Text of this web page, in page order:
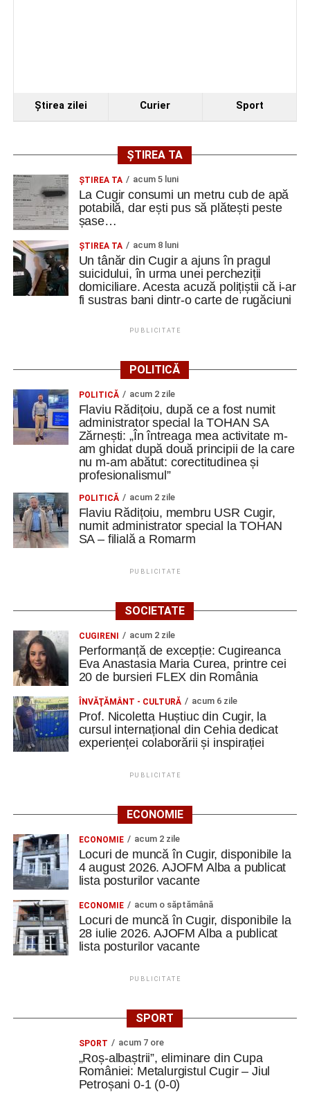
Ştirea zilei Curier Sport
ȘTIREA TA
ȘTIREA TA acum 5 luni
La Cugir consumi un metru cub de apă
potabilă, dar ești pus să plătești peste
șase…
ȘTIREA TA acum 8 luni
Un tânăr din Cugir a ajuns în pragul
suicidului, în urma unei percheziții
domiciliare. Acesta acuză polițiștii că i-ar
fi sustras bani dintr-o carte de rugăciuni
PUBLICITATE
POLITICĂ
POLITICĂ acum 2 zile
Flaviu Rădițoiu, după ce a fost numit
administrator special la TOHAN SA
Zărnești: „În întreaga mea activitate m-
am ghidat după două principii de la care
nu m-am abătut: corectitudinea și
profesionalismul”
POLITICĂ acum 2 zile
Flaviu Rădițoiu, membru USR Cugir,
numit administrator special la TOHAN
SA – filială a Romarm
PUBLICITATE
SOCIETATE
CUGIRENI acum 2 zile
Performanță de excepție: Cugireanca
Eva Anastasia Maria Curea, printre cei
20 de bursieri FLEX din România
ÎNVĂŢĂMÂNT - CULTURĂ acum 6 zile
Prof. Nicoletta Huștiuc din Cugir, la
cursul internațional din Cehia dedicat
experienței colaborării și inspirației
PUBLICITATE
ECONOMIE
ECONOMIE acum 2 zile
Locuri de muncă în Cugir, disponibile la
4 august 2026. AJOFM Alba a publicat
lista posturilor vacante
ECONOMIE acum o săptămână
Locuri de muncă în Cugir, disponibile la
28 iulie 2026. AJOFM Alba a publicat
lista posturilor vacante
PUBLICITATE
SPORT
SPORT acum 7 ore
„Roș-albaștrii”, eliminare din Cupa
României: Metalurgistul Cugir – Jiul
Petroșani 0-1 (0-0)